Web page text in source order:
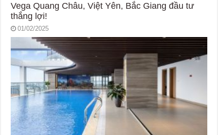
Vega Quang Châu, Việt Yên, Bắc Giang đầu tư
thắng lợi!
01/02/2025